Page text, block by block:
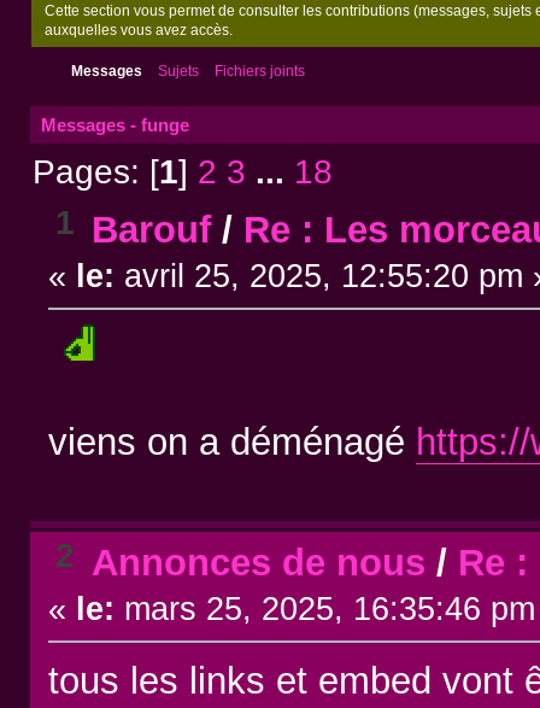
Cette section vous permet de consulter les contributions (messages,
auxquelles vous avez accès.
Messages Sujets Fichiers joints
Messages - funge
Pages: [1] 2 3 ... 18
1 Barouf/ Re : Les
« le: avril 25, 2025, 12:55:20 pm
viens on a déménagé
2 Annonces de nous / Re
« le: mars 25, 2025, 16:35:46
tous les links et embed vont